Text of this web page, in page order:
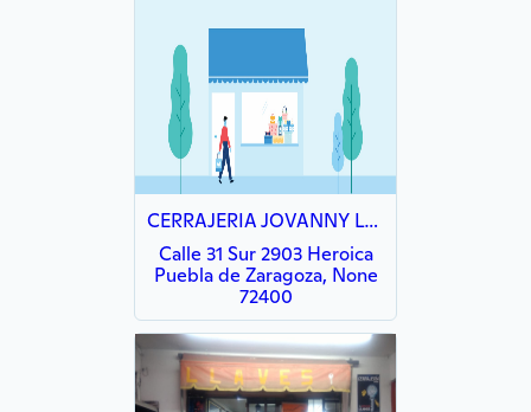
CERRAJERIA JOVANNY LAS 24 HORAS
Calle 31 Sur 2903 Heroica
Puebla de Zaragoza, None
72400